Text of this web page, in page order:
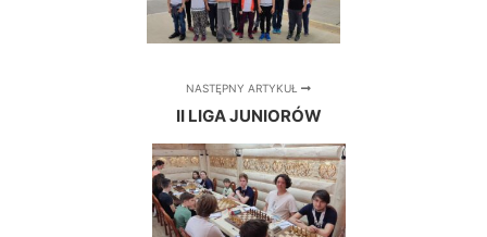
NASTĘPNY ARTYKUŁ
II LIGA JUNIORÓW